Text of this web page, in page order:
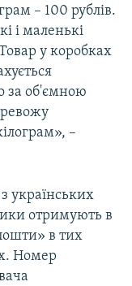
– 100 рублів.
і маленькі
у коробках
за об'ємною
–
українських
отримують в
в тих
Номер